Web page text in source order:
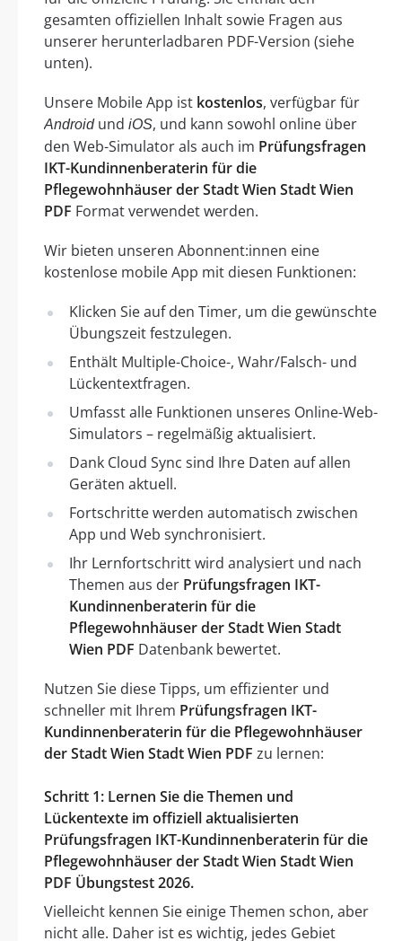
gesamten offiziellen Inhalt sowie Fragen aus
unserer herunterladbaren PDF-Version (siehe
unten).
Unsere Mobile App ist kostenlos, verfügbar für
Androidund iOS, und kann sowohl online über
den Web-Simulator als auch im Prüfungsfragen
IKT-Kundinnenberaterin für die
Pflegewohnhäuser der Stadt Wien Stadt Wien
PDF Format verwendet werden.
Wir bieten unseren Abonnent:innen eine
kostenlose mobile App mit diesen Funktionen:
Klicken Sie auf den Timer, um die gewünschte
Übungszeit festzulegen.
Enthält Multiple-Choice-, Wahr/Falsch- und
Lückentextfragen.
Umfasst alle Funktionen unseres Online-Web-
Simulators – regelmäßig aktualisiert.
Dank Cloud Sync sind Ihre Daten auf allen
Geräten aktuell.
Fortschritte werden automatisch zwischen
App und Web synchronisiert.
Ihr Lernfortschritt wird analysiert und nach
Themen aus der Prüfungsfragen IKT-
Kundinnenberaterin für die
Pflegewohnhäuser der Stadt Wien Stadt
Wien PDF Datenbank bewertet.
Nutzen Sie diese Tipps, um effizienter und
schneller mit Ihrem Prüfungsfragen IKT-
Kundinnenberaterin für die Pflegewohnhäuser
der Stadt Wien Stadt Wien PDF zu lernen:
Schritt 1: Lernen Sie die Themen und
Lückentexte im offiziell aktualisierten
Prüfungsfragen IKT-Kundinnenberaterin für die
Pflegewohnhäuser der Stadt Wien Stadt Wien
PDF Übungstest 2026.
Vielleicht kennen Sie einige Themen schon, aber
nicht alle. Daher ist es wichtig, jedes Gebiet